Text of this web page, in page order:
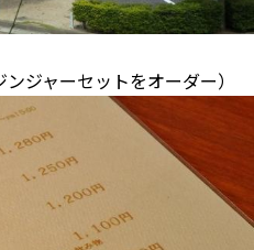
ジャーセットをオーダー）